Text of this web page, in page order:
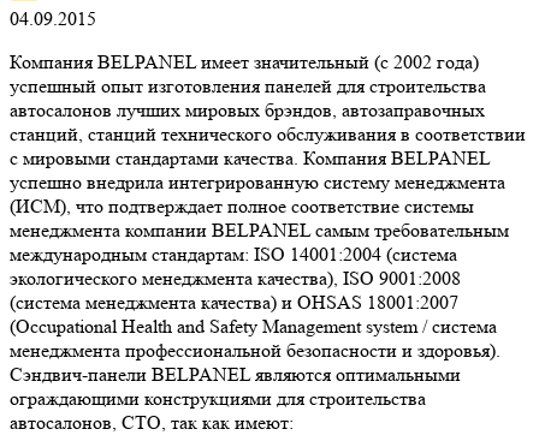
04.09.2015
Компания BELPANEL имеет значительный (с 2002 года)
успешный опыт изготовления панелей для строительства
автосалонов лучших мировых брэндов, автозаправочных
станций, станций технического обслуживания в соответствии
с мировыми стандартами качества. Компания BELPANEL
успешно внедрила интегрированную систему менеджмента
(ИСМ), что подтверждает полное соответствие системы
менеджмента компании BELPANEL самым требовательным
международным стандартам: ISO 14001:2004 (система
экологического менеджмента качества), ISO 9001:2008
(система менеджмента качества) и OHSAS 18001:2007
(Occupational Health and Safety Management system / система
менеджмента профессиональной безопасности и здоровья).
Сэндвич-панели BELPANEL являются оптимальными
ограждающими конструкциями для строительства
автосалонов, СТО, так как имеют: